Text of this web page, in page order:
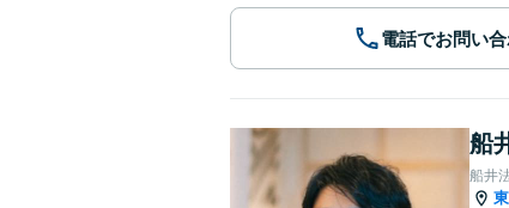
電話でお問い
船
船井